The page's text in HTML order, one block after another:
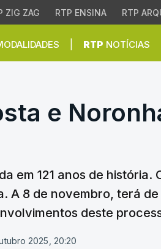
ZIG ZAG RTP ENSINA RTP
RTP NOTÍCIAS
e
e
em 121 anos de história.
A 8 de novembro, terá
deste
2025, 20:20